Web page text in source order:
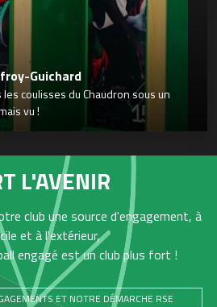
Guichard
coulisses du Chaudron sous un
vu !
L'AVENIR
club une source d'engagement, à
et à l'extérieur,
engagé est un club plus fort !
ET NOTRE DÉMARCHE RSE